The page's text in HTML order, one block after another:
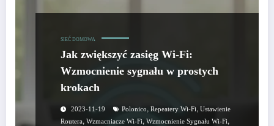
SIEĆ DOMOWA
Jak zwiększyć zasięg Wi-Fi:
Wzmocnienie sygnału w prostych
krokach
2023-11-19 Polonico, Repeatery Wi-Fi, Ustawienie
Routera, Wzmacniacze Wi-Fi, Wzmocnienie Sygnału Wi-Fi,